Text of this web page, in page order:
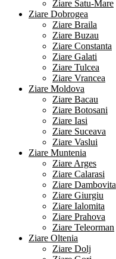
Ziare Satu-Mare
Ziare Dobrogea
Ziare Braila
Ziare Buzau
Ziare Constanta
Ziare Galati
Ziare Tulcea
Ziare Vrancea
Ziare Moldova
Ziare Bacau
Ziare Botosani
Ziare Iasi
Ziare Suceava
Ziare Vaslui
Ziare Muntenia
Ziare Arges
Ziare Calarasi
Ziare Dambovita
Ziare Giurgiu
Ziare Ialomita
Ziare Prahova
Ziare Teleorman
Ziare Oltenia
Ziare Dolj